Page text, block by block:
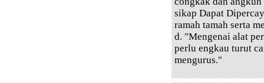
sikap Dapat
ramah tamah serta
d. "Mengenai alat
perlu engkau turut
mengurus."